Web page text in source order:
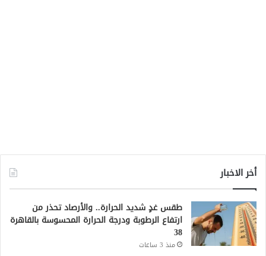
أخر الاخبار
طقس غدٍ شديد الحرارة.. والأرصاد تحذر من
ارتفاع الرطوبة ودرجة الحرارة المحسوسة بالقاهرة
38
منذ 3 ساعات